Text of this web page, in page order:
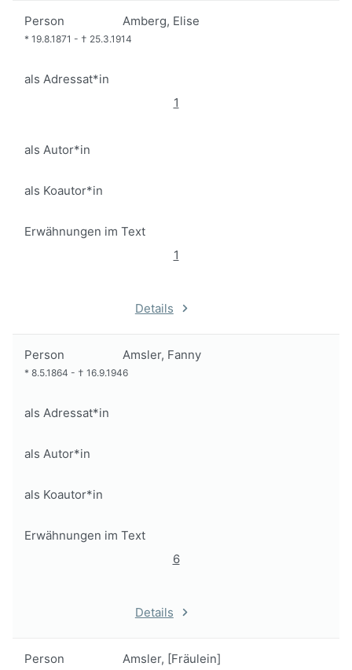
Person Amberg, Elise
* 19.8.1871 - † 25.3.1914
als Adressat*in
1
als Autor*in
als Koautor*in
Erwähnungen im Text
1
Details
Person Amsler, Fanny
* 8.5.1864 - † 16.9.1946
als Adressat*in
als Autor*in
als Koautor*in
Erwähnungen im Text
6
Details
Person Amsler, [Fräulein]